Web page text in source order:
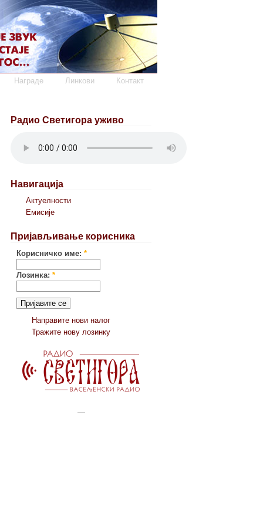
Награде Линкови
Контакт
Радио Светигора уживо
Навигација
Актуелности
Емисије
Пријављивање корисника
Корисничко име: *
Лозинка: *
Направите нови налог
Тражите нову лозинку